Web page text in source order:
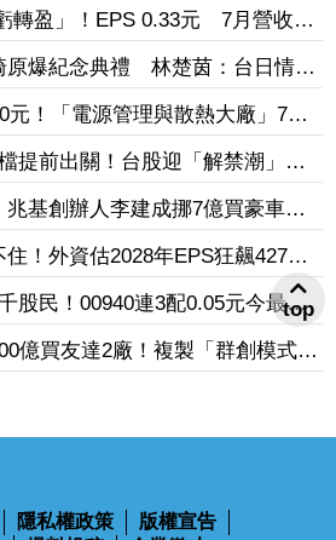
轉盈」！EPS 0.33元 7月營收再
原爆紀念典禮 林楚茵：台日情誼
分化
元！「電源管理與散熱大廠」7月
亮燈 亞德客H1賺近3股本領漲
提前出關！台股迎「解禁潮」關
禾伸堂、蔚華科攻漲停
基創辦人李建成挪7億買豪車精
我被設局」控學弟背叛
！外資估2028年EPS狂飆427
20％、明年營收上看160億美元
股民！00940連3配0.05元今最後
率4%「這天領息」
億買友達2廠！複製「群創模式」
隱私權政策
版權宣告
top